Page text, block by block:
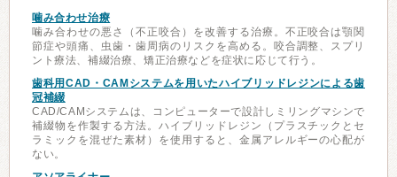
噛み合わせ治療
噛み合わせの悪さ（不正咬合）を改善する治療。不正咬合は顎関
節症や頭痛、虫歯・歯周病のリスクを高める。咬合調整、スプリ
ント療法、補綴治療、矯正治療などを症状に応じて行う。
歯科用CAD・CAMシステムを用いたハイブリッドレジンによる歯
冠補綴
CAD/CAMシステムは、コンピューターで設計しミリングマシンで
補綴物を作製する方法。ハイブリッドレジン（プラスチックとセ
ラミックを混ぜた素材）を使用すると、金属アレルギーの心配が
ない。